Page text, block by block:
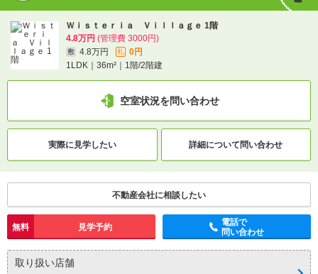
Ｗｉｓｔｅｒｉａ Ｖｉｌｌａｇｅ 1階
4.8万円 (管理費 3000円)
敷 4.8万円 礼
0円
1LDK｜36m²｜1階/2階建
空室状況を問い合わせ
実際に見学したい 詳細について 問い合わせ
不動産会社に相談したい
無料 見学予約
電話で
問い合わせ
取り扱い店舗